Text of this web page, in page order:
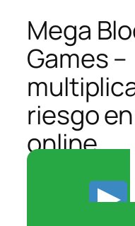
Mega
Games –
riesgo
online